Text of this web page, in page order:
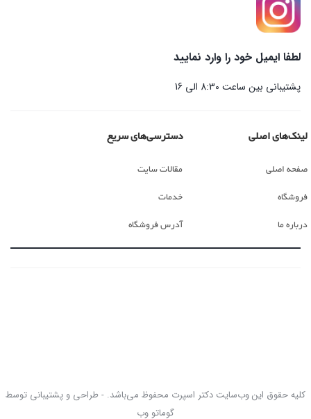
لطفا ایمیل خود را وارد نمایید
پشتیبانی بین ساعت 8:30 الی 16
لینک‌های اصلی
صفحه اصلی
فروشگاه
درباره ما
دسترسی‌های سریع
مقالات سایت
خدمات
آدرس فروشگاه
کلیه حقوق این وب‌سایت دکتر اسپرت محفوظ می‌باشد. - طراحی و پشتیبانی توسط
گوماتو وب